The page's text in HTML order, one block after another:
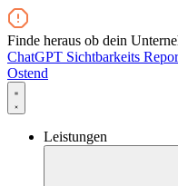
Zum
Inhalt
wechseln
Finde heraus ob dein
ChatGPT Sichtbarkeits
Ostend
Leistungen